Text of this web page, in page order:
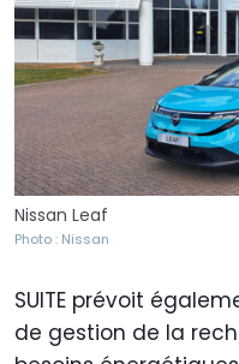
Nissan Leaf
Photo : Nissan
SUITE prévoit
de gestion de la